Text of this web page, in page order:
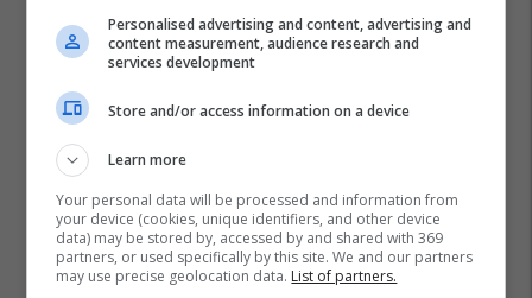
Personalised advertising and content, advertising and
content measurement, audience research and
services development
Store and/or access information on a device
Learn more
Your personal data will be processed and information from
your device (cookies, unique identifiers, and other device
data) may be stored by, accessed by and shared with 369
partners, or used specifically by this site. We and our partners
may use precise geolocation data. List of partners.